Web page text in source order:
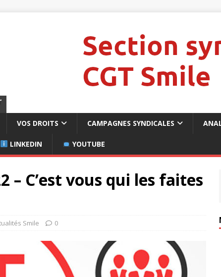
VOS DROITS CAMPAGNES SYNDICALES
LINKEDIN YOUTUBE
– C’est vous qui les faites
Smile 0